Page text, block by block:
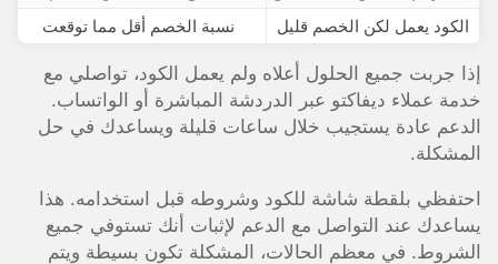
الكود يعمل لكن الخصم قليل نسبة الخصم أقل مما توقعت
إذا جربت جميع الحلول أعلاه ولم يعمل الكود، تواصلي مع
خدمة عملاء ديفاكتو عبر الدردشة المباشرة أو الواتساب.
الدعم عادة يستجيب خلال ساعات قليلة ويساعدك في حل
المشكلة.
احتفظي بلقطة شاشة للكود وشروطه قبل استخدامه. هذا
يساعدك عند التواصل مع الدعم لإثبات أنك تستوفي جميع
الشروط. في معظم الحالات، المشكلة تكون بسيطة ويتم